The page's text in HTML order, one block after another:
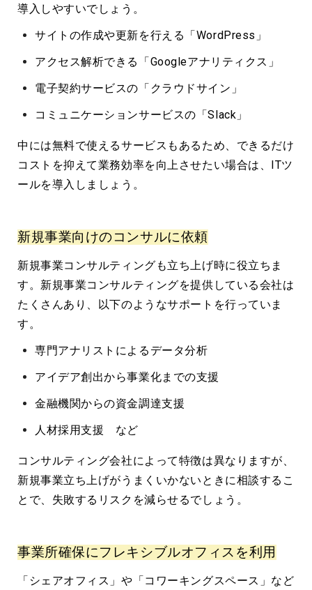
導入しやすいでしょう。
サイトの作成や更新を行える「WordPress」
アクセス解析できる「Googleアナリティクス」
電子契約サービスの「クラウドサイン」
コミュニケーションサービスの「Slack」
中には無料で使えるサービスもあるため、できるだけ
コストを抑えて業務効率を向上させたい場合は、ITツ
ールを導入しましょう。
新規事業向けのコンサルに依頼
新規事業コンサルティングも立ち上げ時に役立ちま
す。新規事業コンサルティングを提供している会社は
たくさんあり、以下のようなサポートを行っていま
す。
専門アナリストによるデータ分析
アイデア創出から事業化までの支援
金融機関からの資金調達支援
人材採用支援 など
コンサルティング会社によって特徴は異なりますが、
新規事業立ち上げがうまくいかないときに相談するこ
とで、失敗するリスクを減らせるでしょう。
事業所確保にフレキシブルオフィスを利用
「シェアオフィス」や「コワーキングスペース」など